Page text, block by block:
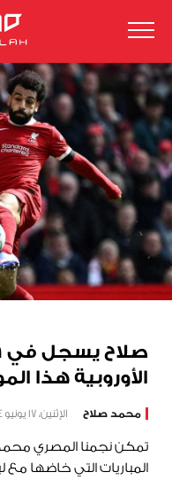
الأوروبية هذا
محمد صلاح الإثنين، 17 يونيو 2024 - 13:20
المباريات التي خاضها مع